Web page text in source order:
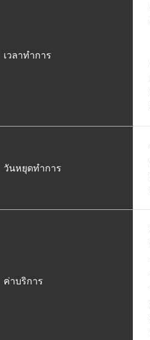
เวลาทำการ
วันหยุดทำการ
ค่าบริการ